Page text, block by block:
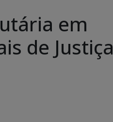
em
de Justiça